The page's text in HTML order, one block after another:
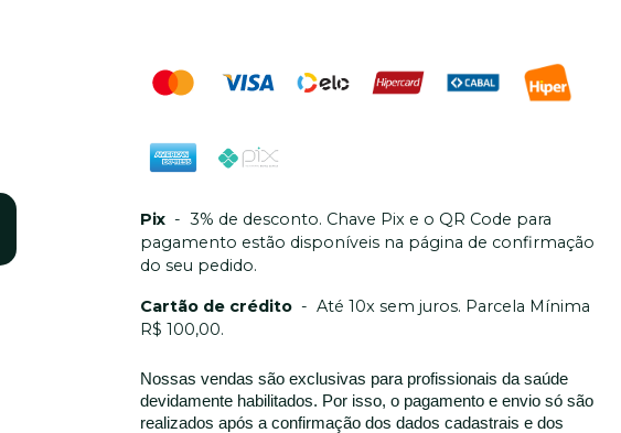
Pix - 3% de desconto. Chave Pix e o QR Code para
pagamento estão disponíveis na página de confirmação
do seu pedido.
Cartão de crédito - Até 10x sem juros. Parcela Mínima
R$ 100,00.
Nossas vendas são exclusivas para profissionais da saúde
devidamente habilitados. Por isso, o pagamento e envio só são
realizados após a confirmação dos dados cadastrais e dos